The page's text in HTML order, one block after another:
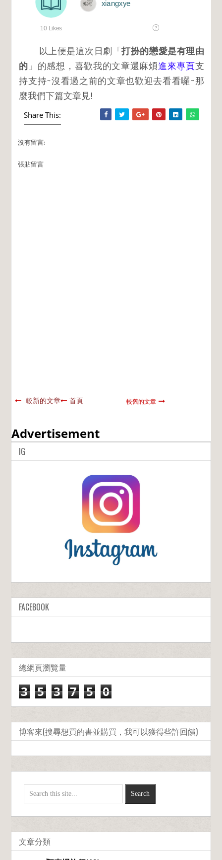
以上便是這次日劇「打扮的戀愛是有理由
的 」的感想，喜歡我的文章還麻煩進來專頁支
持支持~沒看過之前的文章也歡迎去看看囉~那
麼我們下篇文章見!
Share This:
沒有留言:
張貼留言
較新的文章 較舊的文章
首頁
Advertisement
IG
FACEBOOK
總網頁瀏覽量
3 5 3 7 5 0
博客來(搜尋想買的書並購買，我可以獲得些許回饋)
文章分類